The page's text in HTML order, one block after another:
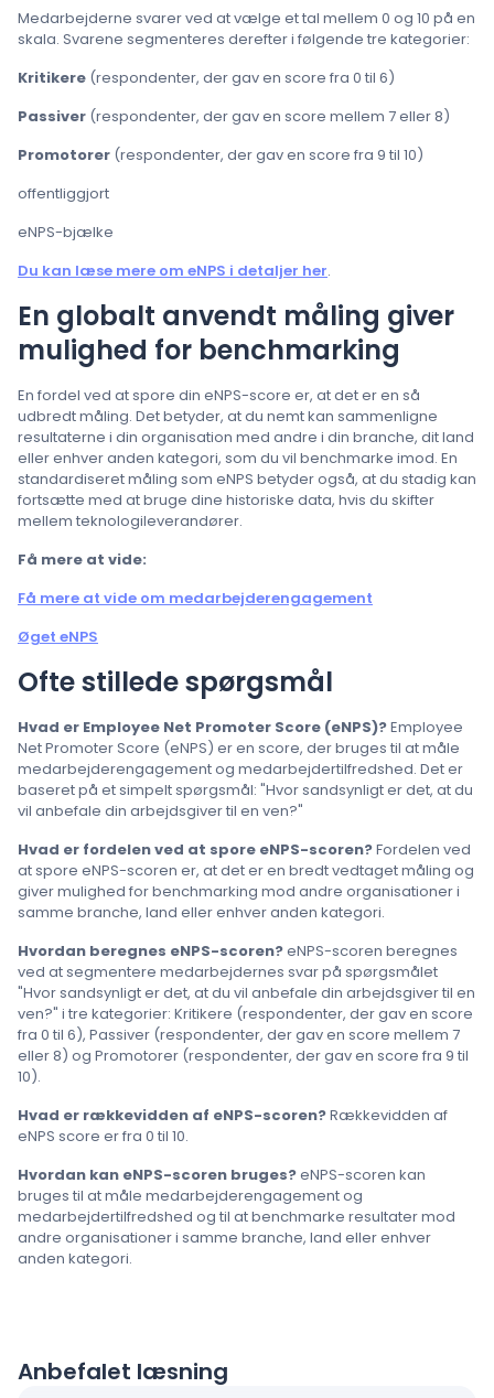
Medarbejderne svarer ved at vælge et tal mellem 0 og 10 på en
skala. Svarene segmenteres derefter i følgende tre kategorier:
Kritikere (respondenter, der gav en score fra 0 til 6)
Passiver (respondenter, der gav en score mellem 7 eller 8)
Promotorer (respondenter, der gav en score fra 9 til 10)
offentliggjort
eNPS-bjælke
Du kan læse mere om eNPS i detaljer her.
En globalt anvendt måling giver
mulighed for benchmarking
En fordel ved at spore din eNPS-score er, at det er en så
udbredt måling. Det betyder, at du nemt kan sammenligne
resultaterne i din organisation med andre i din branche, dit land
eller enhver anden kategori, som du vil benchmarke imod. En
standardiseret måling som eNPS betyder også, at du stadig kan
fortsætte med at bruge dine historiske data, hvis du skifter
mellem teknologileverandører.
Få mere at vide:
Få mere at vide om medarbejderengagement
Øget eNPS
Ofte stillede spørgsmål
Hvad er Employee Net Promoter Score (eNPS)?Employee
Net Promoter Score (eNPS) er en score, der bruges til at måle
medarbejderengagement og medarbejdertilfredshed. Det er
baseret på et simpelt spørgsmål: "Hvor sandsynligt er det, at du
vil anbefale din arbejdsgiver til en ven?"
Hvad er fordelen ved at spore eNPS-scoren?Fordelen ved
at spore eNPS-scoren er, at det er en bredt vedtaget måling og
giver mulighed for benchmarking mod andre organisationer i
samme branche, land eller enhver anden kategori.
Hvordan beregnes eNPS-scoren?eNPS-scoren beregnes
ved at segmentere medarbejdernes svar på spørgsmålet
"Hvor sandsynligt er det, at du vil anbefale din arbejdsgiver til en
ven?" i tre kategorier: Kritikere (respondenter, der gav en score
fra 0 til 6), Passiver (respondenter, der gav en score mellem 7
eller 8) og Promotorer (respondenter, der gav en score fra 9 til
10).
Hvad er rækkevidden af eNPS-scoren?Rækkevidden af
eNPS score er fra 0 til 10.
Hvordan kan eNPS-scoren bruges?eNPS-scoren kan
bruges til at måle medarbejderengagement og
medarbejdertilfredshed og til at benchmarke resultater mod
andre organisationer i samme branche, land eller enhver
anden kategori.
Anbefalet læsning